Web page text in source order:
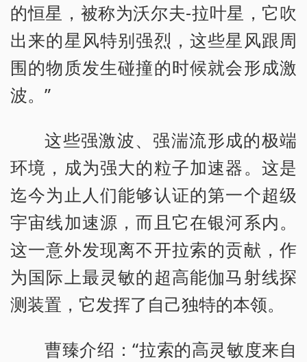
的恒星，被称为沃尔夫-拉叶星，它吹
出来的星风特别强烈，这些星风跟周
围的物质发生碰撞的时候就会形成激
波。”
这些强激波、强湍流形成的极端
环境，成为强大的粒子加速器。这是
迄今为止人们能够认证的第一个超级
宇宙线加速源，而且它在银河系内。
这一意外发现离不开拉索的贡献，作
为国际上最灵敏的超高能伽马射线探
测装置，它发挥了自己独特的本领。
曹臻介绍：“拉索的高灵敏度来自